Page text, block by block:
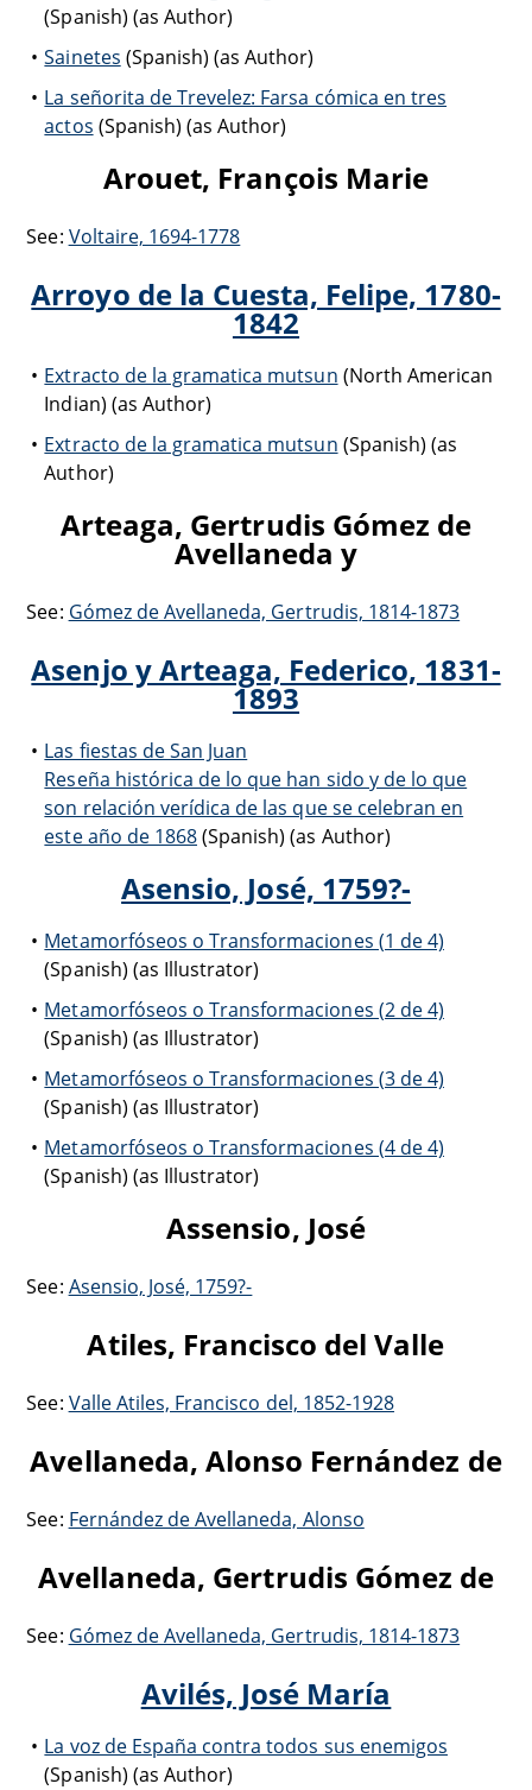
(Spanish) (as Author)
Sainetes (Spanish) (as Author)
La señorita de Trevelez: Farsa cómica en tres
actos (Spanish) (as Author)
Arouet, François Marie
See: Voltaire, 1694-1778
Arroyo de la Cuesta, Felipe, 1780-
1842
Extracto de la gramatica mutsun (North American
Indian) (as Author)
Extracto de la gramatica mutsun (Spanish) (as
Author)
Arteaga, Gertrudis Gómez de
Avellaneda y
See: Gómez de Avellaneda, Gertrudis, 1814-1873
Asenjo y Arteaga, Federico, 1831-
1893
Las fiestas de San Juan
Reseña histórica de lo que han sido y de lo que
son relación verídica de las que se celebran en
este año de 1868(Spanish) (as Author)
Asensio, José, 1759?-
Metamorfóseos o Transformaciones (1 de 4)
(Spanish) (as Illustrator)
Metamorfóseos o Transformaciones (2 de 4)
(Spanish) (as Illustrator)
Metamorfóseos o Transformaciones (3 de 4)
(Spanish) (as Illustrator)
Metamorfóseos o Transformaciones (4 de 4)
(Spanish) (as Illustrator)
Assensio, José
See: Asensio, José, 1759?-
Atiles, Francisco del Valle
See: Valle Atiles, Francisco del, 1852-1928
Avellaneda, Alonso Fernández de
See: Fernández de Avellaneda, Alonso
Avellaneda, Gertrudis Gómez de
See: Gómez de Avellaneda, Gertrudis, 1814-1873
Avilés, José María
La voz de España contra todos sus enemigos
(Spanish) (as Author)